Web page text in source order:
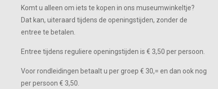
Komt u alleen om iets te kopen in ons museumwinkeltje?
Dat kan, uiteraard tijdens de openingstijden, zonder de
entree te betalen.
Entree tijdens reguliere openingstijden is € 3,50 per persoon.
Voor rondleidingen betaalt u per groep € 30,= en dan ook nog
per persoon € 3,50.